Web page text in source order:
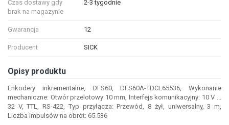
Czas dostawy gdy
brak na magazynie
2-3 tygodnie
Gwarancja 12
Producent SICK
Opisy produktu
Enkodery inkrementalne, DFS60, DFS60A-TDCL65536, Wykonanie
mechaniczne: Otwór przelotowy 10 mm, Interfejs komunikacyjny: 10 V ...
32 V, TTL, RS-422, Typ przyłącza: Przewód, 8 żył, uniwersalny, 3 m,
Liczba impulsów na obrót: 65.536